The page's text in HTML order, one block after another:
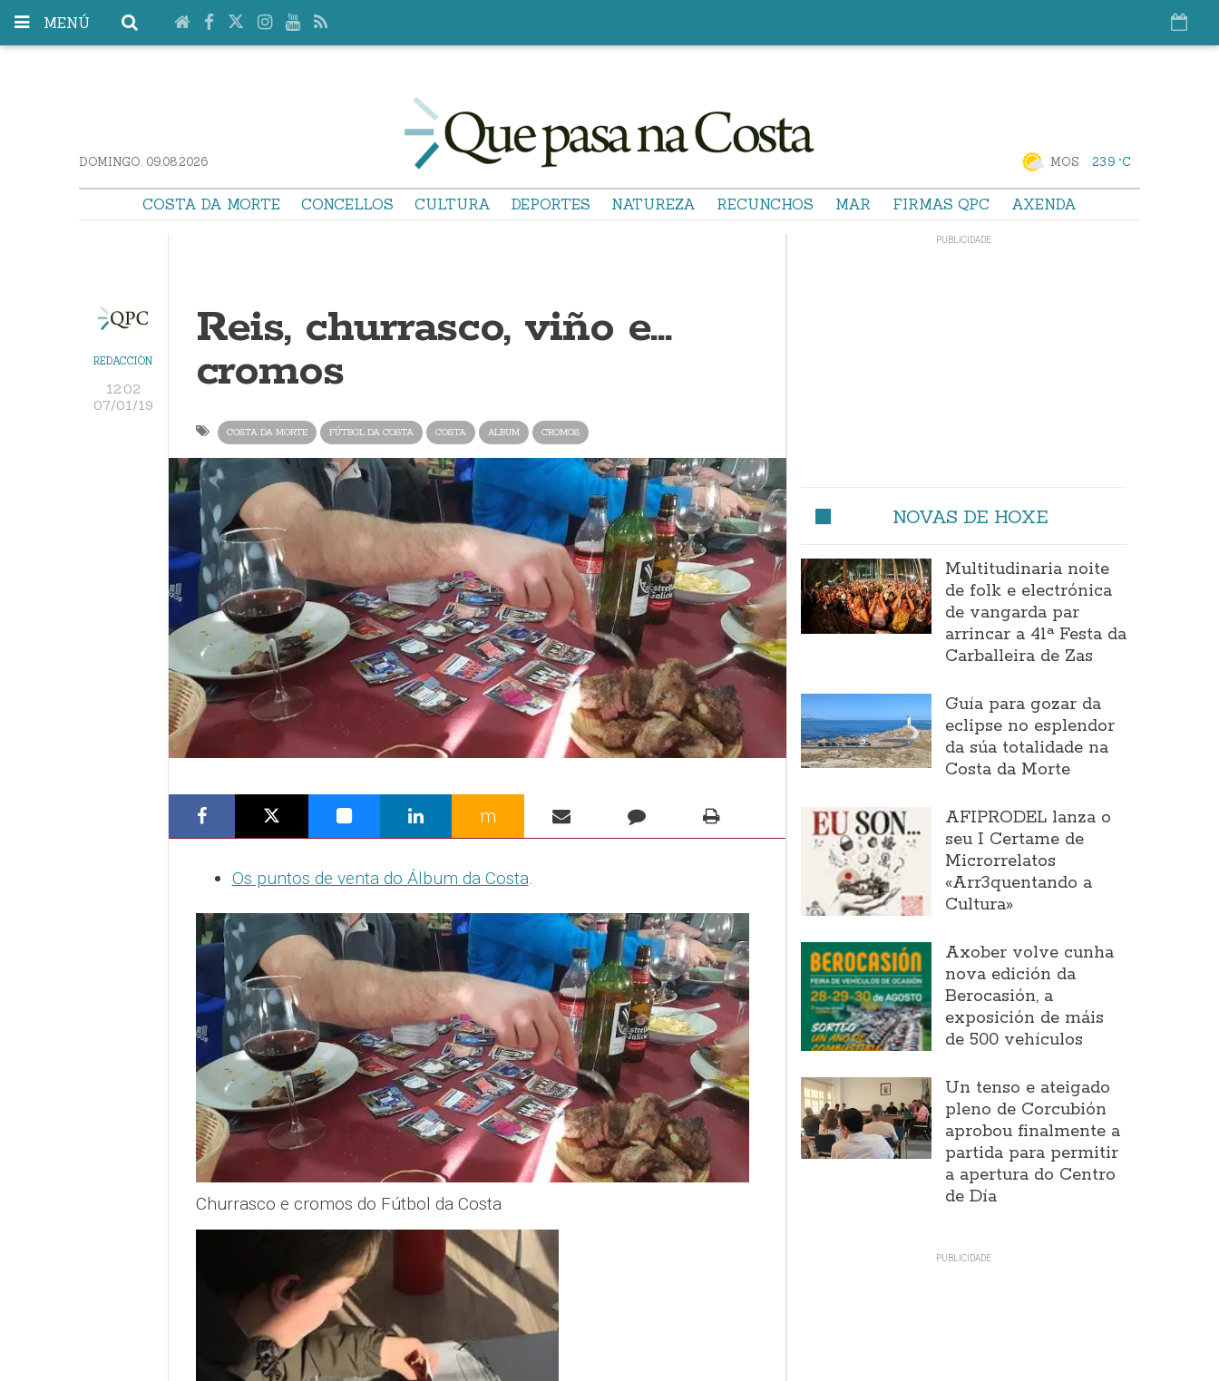
MENÚ
DOMINGO. 09.08.2026 MOS 23.9 °C
COSTA DA MORTE CONCELLOS CULTURA DEPORTES NATUREZA RECUNCHOS MAR FIRMAS QPC AXENDA
REDACCIÓN
12:02
07/01/19
Reis, churrasco, viño e…
cromos
COSTA DA MORTE FÚTBOL DA COSTA COSTA ALBUM CROMOS
m
Os puntos de venta do Álbum da Costa.
Churrasco e cromos do Fútbol da Costa
NOVAS DE HOXE
Multitudinaria noite
de folk e electrónica
de vangarda par
arrincar a 41ª Festa da
Carballeira de Zas
Guía para gozar da
eclipse no esplendor
da súa totalidade na
Costa da Morte
AFIPRODEL lanza o
seu I Certame de
Microrrelatos
«Arr3quentando a
Cultura»
Axober volve cunha
nova edición da
Berocasión, a
exposición de máis
de 500 vehículos
Un tenso e ateigado
pleno de Corcubión
aprobou finalmente a
partida para permitir
a apertura do Centro
de Día